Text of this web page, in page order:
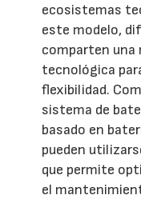
ecosistemas
este modelo,
comparten
tecnológica
flexibilidad.
sistema de
basado en
pueden
que permite
el